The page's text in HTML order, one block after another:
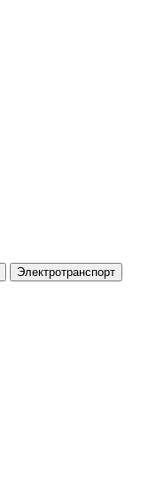
Электротранспорт